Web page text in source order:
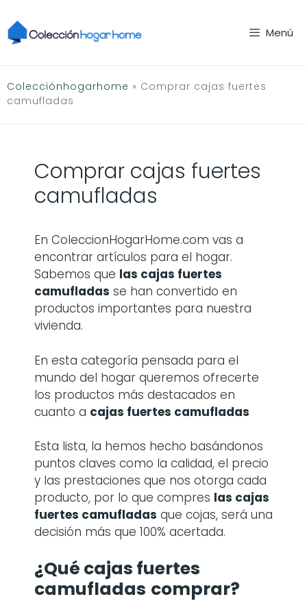
al
contenido
Menú
Colecciónhogarhome » Comprar cajas fuertes
camufladas
Comprar cajas fuertes
camufladas
En ColeccionHogarHome.com vas a
encontrar artículos para el hogar.
Sabemos que las cajas fuertes
camufladas se han convertido en
productos importantes para nuestra
vivienda.
En esta categoría pensada para el
mundo del hogar queremos ofrecerte
los productos más destacados en
cuanto a cajas fuertes camufladas
Esta lista, la hemos hecho basándonos
puntos claves como la calidad, el precio
y las prestaciones que nos otorga cada
producto, por lo que compres las cajas
fuertes camufladas que cojas, será una
decisión más que 100% acertada.
¿Qué cajas fuertes
camufladas comprar?